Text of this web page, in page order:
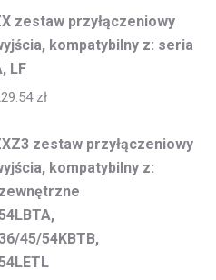
zestaw przyłączeniowy
kompatybilny z: seria
LF
zł
zestaw przyłączeniowy
kompatybilny z:
45/54KBTB,